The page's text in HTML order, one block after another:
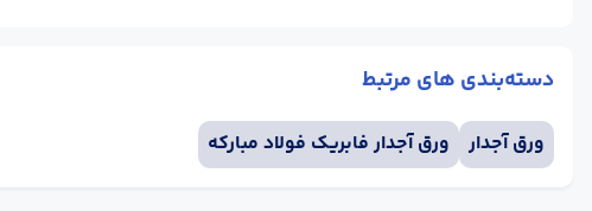
دسته‌بندی های مرتبط
ورق آجدار ورق آجدار فابریک فولاد مبارکه